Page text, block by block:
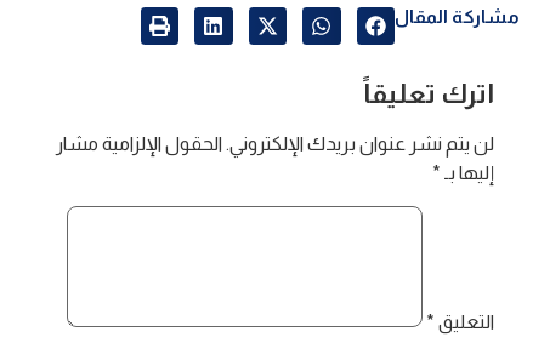
مشاركة المقال
اترك تعليقاً
لن يتم نشر عنوان بريدك الإلكتروني. الحقول الإلزامية مشار
إليها بـ *
التعليق *